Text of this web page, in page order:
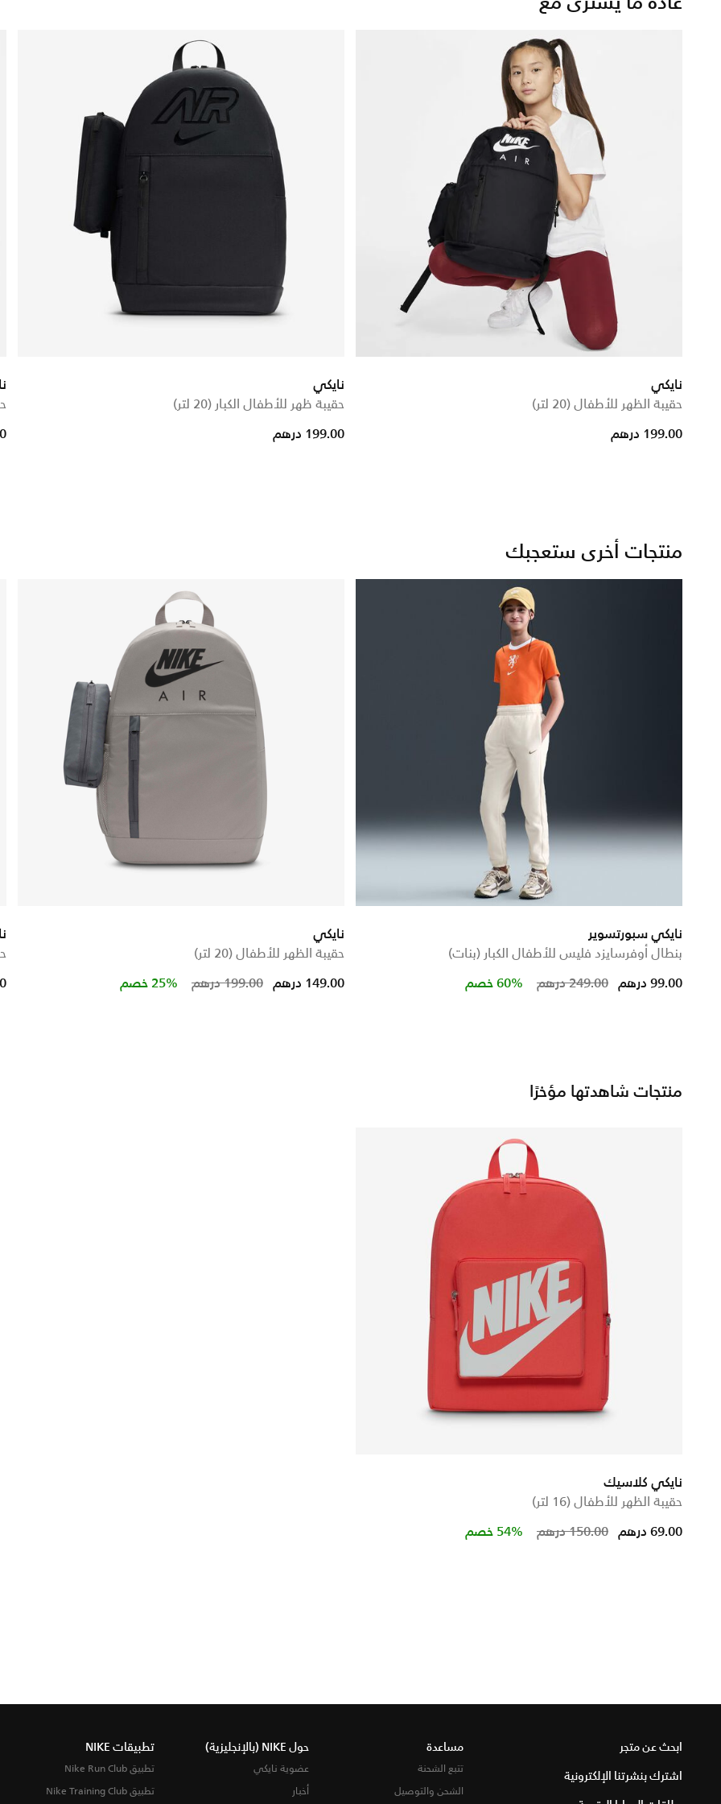
نايكي
حقيبة الظهر للأطفال (20 لتر)
199.00 درهم
نايكي
حقيبة ظهر للأطفال الكبار (20 لتر)
199.00 درهم
منتجات أخرى ستعجبك
نايكي سبورتسوير
بنطال أوفرسايزد فليس للأطفال الكبار (بنات)
Price reduced from249.00 درهم to 99.00 درهم 60% خصم
نايكي
حقيبة الظهر للأطفال (20 لتر)
Price reduced from199.00 درهم to 149.00 درهم 25% خصم
منتجات شاهدتها مؤخرًا
نايكي كلاسيك
حقيبة الظهر للأطفال (16 لتر)
Price reduced from150.00 درهم to 69.00 درهم 54% خصم
ابحث عن متجر
اشترك بنشرتنا الإلكترونية
مساعدة
تتبع الشحنة
الشحن والتوصيل
حول NIKE (بالإنجليزية)
عضوية نايكي
أخبار
تطبيقات NIKE
تطبيق Nike Run Club
تطبيق Nike Training Club